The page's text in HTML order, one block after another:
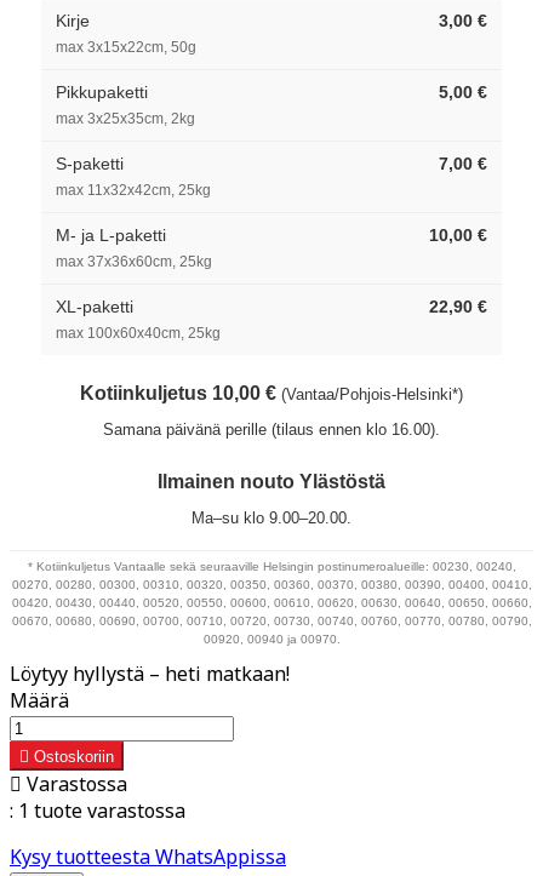
Kirje
max 3x15x22cm, 50g
3,00 €
Pikkupaketti
max 3x25x35cm, 2kg
5,00 €
S-paketti
max 11x32x42cm, 25kg
7,00 €
M- ja L-paketti
max 37x36x60cm, 25kg
10,00 €
XL-paketti
max 100x60x40cm, 25kg
22,90 €
Kotiinkuljetus 10,00 € (Vantaa/Pohjois-Helsinki*)
Samana päivänä perille (tilaus ennen klo 16.00).
Ilmainen nouto Ylästöstä
Ma–su klo 9.00–20.00.
* Kotiinkuljetus Vantaalle sekä seuraaville Helsingin postinumeroalueille: 00230, 00240,
00270, 00280, 00300, 00310, 00320, 00350, 00360, 00370, 00380, 00390, 00400, 00410,
00420, 00430, 00440, 00520, 00550, 00600, 00610, 00620, 00630, 00640, 00650, 00660,
00670, 00680, 00690, 00700, 00710, 00720, 00730, 00740, 00760, 00770, 00780, 00790,
00920, 00940 ja 00970.
Löytyy hyllystä – heti matkaan!
Määrä
 Ostoskoriin
 Varastossa
: 1 tuote varastossa
Kysy tuotteesta WhatsAppissa